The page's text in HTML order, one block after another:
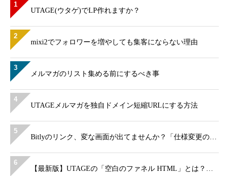
1
UTAGE(ウタゲ)でLP作れますか？
2
mixi2でフォロワーを増やしても集客にならない理由
3
メルマガのリスト集める前にするべき事
4
UTAGEメルマガを独自ドメイン短縮URLにする方法
5
Bitlyのリンク、変な画面が出てませんか？「仕様変更の…
6
【最新版】UTAGEの「空白のファネル HTML」とは？…